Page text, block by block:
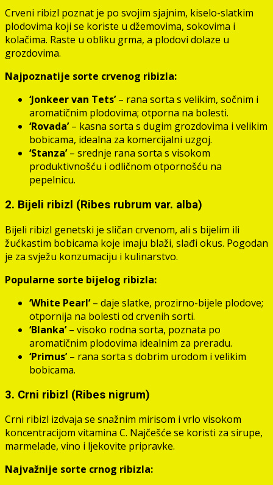
Crveni ribizl poznat je po svojim sjajnim, kiselo-slatkim
plodovima koji se koriste u džemovima, sokovima i
kolačima. Raste u obliku grma, a plodovi dolaze u
grozdovima.
Najpoznatije sorte crvenog ribizla:
‘Jonkeer van Tets’– rana sorta s velikim, sočnim i
aromatičnim plodovima; otporna na bolesti.
‘Rovada’– kasna sorta s dugim grozdovima i velikim
bobicama, idealna za komercijalni uzgoj.
‘Stanza’– srednje rana sorta s visokom
produktivnošću i odličnom otpornošću na
pepelnicu.
2. Bijeli ribizl (Ribes rubrum var. alba)
Bijeli ribizl genetski je sličan crvenom, ali s bijelim ili
žućkastim bobicama koje imaju blaži, slađi okus. Pogodan
je za svježu konzumaciju i kulinarstvo.
Popularne sorte bijelog ribizla:
‘White Pearl’– daje slatke, prozirno-bijele plodove;
otpornija na bolesti od crvenih sorti.
‘Blanka’– visoko rodna sorta, poznata po
aromatičnim plodovima idealnim za preradu.
‘Primus’– rana sorta s dobrim urodom i velikim
bobicama.
3. Crni ribizl (Ribes nigrum)
Crni ribizl izdvaja se snažnim mirisom i vrlo visokom
koncentracijom vitamina C. Najčešće se koristi za sirupe,
marmelade, vino i ljekovite pripravke.
Najvažnije sorte crnog ribizla: